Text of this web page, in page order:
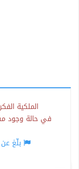
الملكية
في حالة وجود
بلّغ